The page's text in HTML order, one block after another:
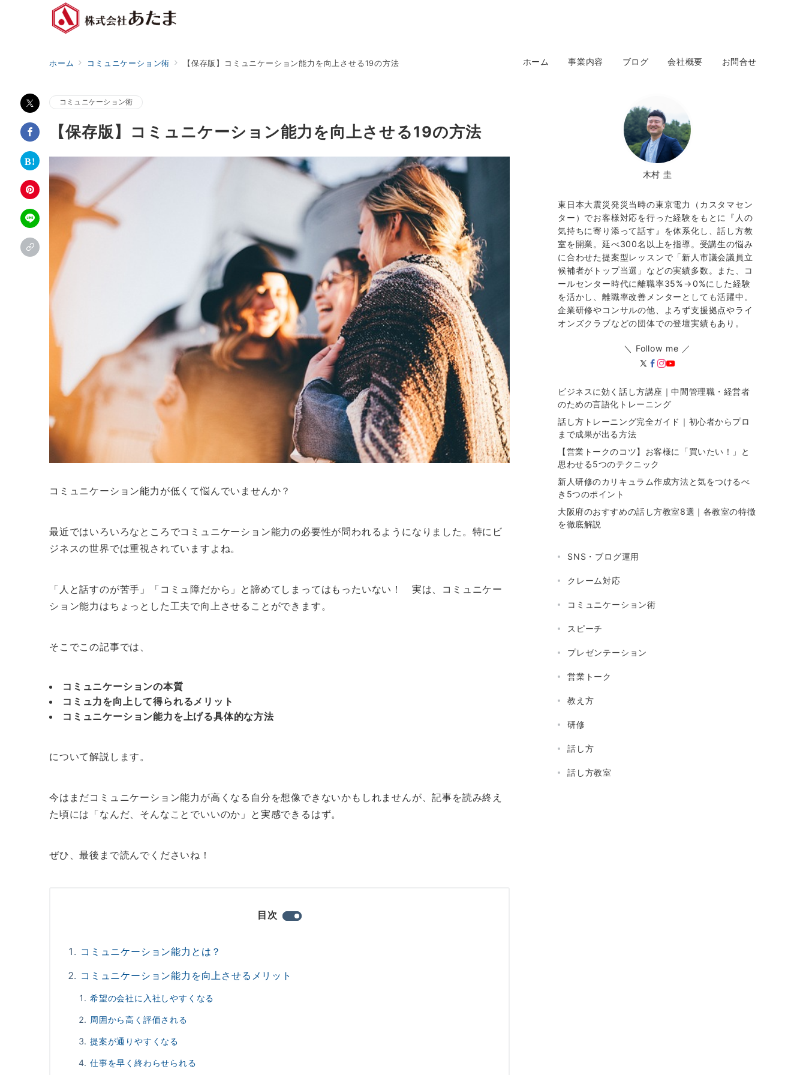
ホーム 事業内容 ブログ 会社概要 お問合せ
ホーム コミュニケーション術 【保存版】コミュニケーション能力を向上させる19の方法
コミュニケーション術
【保存版】コミュニケーション能力を向上させる19の方法
コミュニケーション能力が低くて悩んでいませんか？
最近ではいろいろなところでコミュニケーション能力の必要性が問われるようになりました。特にビ
ジネスの世界では重視されていますよね。
「人と話すのが苦手」「コミュ障だから」と諦めてしまってはもったいない！ 実は、コミュニケー
ション能力はちょっとした工夫で向上させることができます。
そこでこの記事では、
コミュニケーションの本質
コミュ力を向上して得られるメリット
コミュニケーション能力を上げる具体的な方法
について解説します。
今はまだコミュニケーション能力が高くなる自分を想像できないかもしれませんが、記事を読み終え
た頃には「なんだ、そんなことでいいのか」と実感できるはず。
ぜひ、最後まで読んでくださいね！
目次
コミュニケーション能力とは？
コミュニケーション能力を向上させるメリット
希望の会社に入社しやすくなる
周囲から高く評価される
提案が通りやすくなる
仕事を早く終わらせられる
木村 圭
東日本大震災発災当時の東京電力（カスタマセン
ター）でお客様対応を行った経験をもとに『人の
気持ちに寄り添って話す』を体系化し、話し方教
室を開業。延べ300名以上を指導。受講生の悩み
に合わせた提案型レッスンで「新人市議会議員立
候補者がトップ当選」などの実績多数。また、コ
ールセンター時代に離職率35%→0%にした経験
を活かし、離職率改善メンターとしても活躍中。
企業研修やコンサルの他、よろず支援拠点やライ
オンズクラブなどの団体での登壇実績もあり。
＼ Follow me ／
ビジネスに効く話し方講座｜中間管理職・経営者
のための言語化トレーニング
話し方トレーニング完全ガイド｜初心者からプロ
まで成果が出る方法
【営業トークのコツ】お客様に「買いたい！」と
思わせる5つのテクニック
新人研修のカリキュラム作成方法と気をつけるべ
き5つのポイント
大阪府のおすすめの話し方教室8選｜各教室の特徴
を徹底解説
SNS・ブログ運用
クレーム対応
コミュニケーション術
スピーチ
プレゼンテーション
営業トーク
教え方
研修
話し方
話し方教室